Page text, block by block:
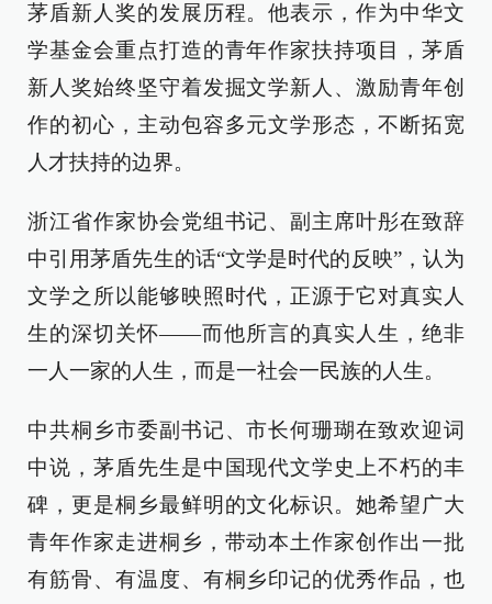
茅盾新人奖的发展历程。他表示，作为中华文
学基金会重点打造的青年作家扶持项目，茅盾
新人奖始终坚守着发掘文学新人、激励青年创
作的初心，主动包容多元文学形态，不断拓宽
人才扶持的边界。
浙江省作家协会党组书记、副主席叶彤在致辞
中引用茅盾先生的话“文学是时代的反映”，认为
文学之所以能够映照时代，正源于它对真实人
生的深切关怀——而他所言的真实人生，绝非
一人一家的人生，而是一社会一民族的人生。
中共桐乡市委副书记、市长何珊瑚在致欢迎词
中说，茅盾先生是中国现代文学史上不朽的丰
碑，更是桐乡最鲜明的文化标识。她希望广大
青年作家走进桐乡，带动本土作家创作出一批
有筋骨、有温度、有桐乡印记的优秀作品，也